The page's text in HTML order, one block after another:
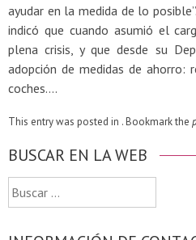
ayudar en la medida de lo
indicó que cuando asumió el
plena crisis, y que desde su
adopción de medidas de ahorro:
coches….
This entry was posted in . Bookmark the
BUSCAR EN LA WEB
Buscar: